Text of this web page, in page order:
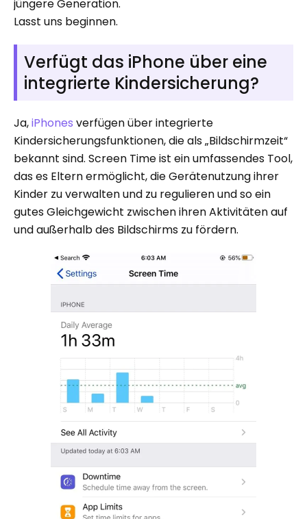
jüngere Generation.
Lasst uns beginnen.
Verfügt das iPhone über eine
integrierte Kindersicherung?
Ja,iPhones verfügen über integrierte
Kindersicherungsfunktionen, die als „Bildschirmzeit“
bekannt sind. Screen Time ist ein umfassendes Tool,
das es Eltern ermöglicht, die Gerätenutzung ihrer
Kinder zu verwalten und zu regulieren und so ein
gutes Gleichgewicht zwischen ihren Aktivitäten auf
und außerhalb des Bildschirms zu fördern.